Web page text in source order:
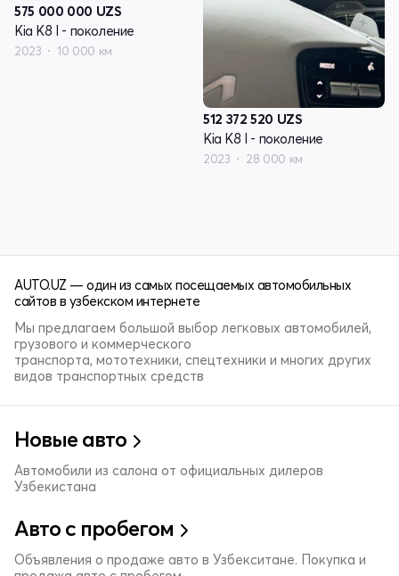
575 000 000 UZS
Kia K8 I - поколение
2023 10 000 км
512 372 520 UZS
Kia K8 I - поколение
2023 28 000 км
AUTO.UZ — один из самых посещаемых автомобильных
сайтов в узбекском интернете
Мы предлагаем большой выбор легковых автомобилей,
грузового и коммерческого
транспорта, мототехники, спецтехники и многих других
видов транспортных средств
Новые авто
Автомобили из салона от официальных дилеров
Узбекистана
Авто с пробегом
Объявления о продаже авто в Узбекситане. Покупка и